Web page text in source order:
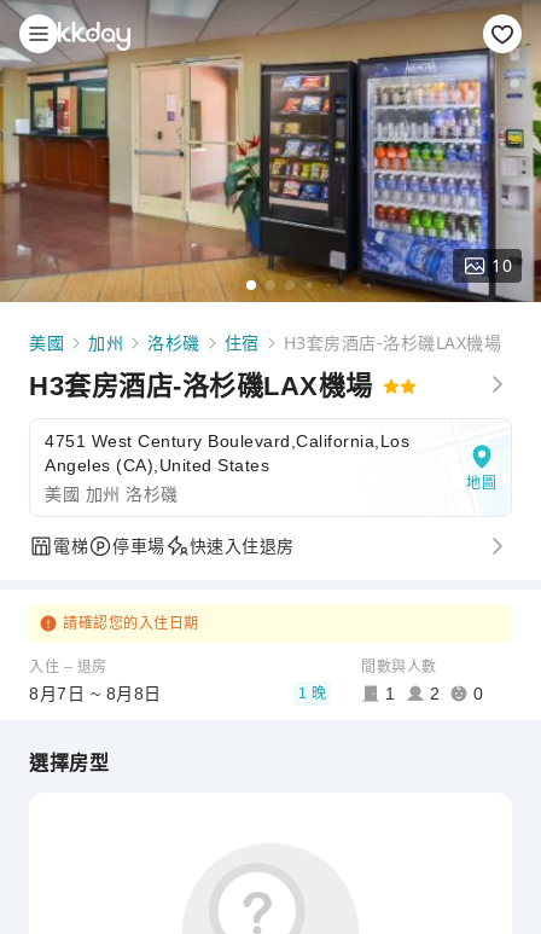
10
美國 加州 洛杉磯 住宿 H3套房酒店-洛杉磯LAX機場
H3套房酒店-洛杉磯LAX機場
4751 West Century Boulevard,California,Los
Angeles (CA),United States
美國 加州 洛杉磯
地圖
電梯 停車場 快速入住退房
請確認您的入住日期
入住 – 退房
8月7日 ~ 8月8日 1 晚
間數與人數
1 2 0
選擇房型